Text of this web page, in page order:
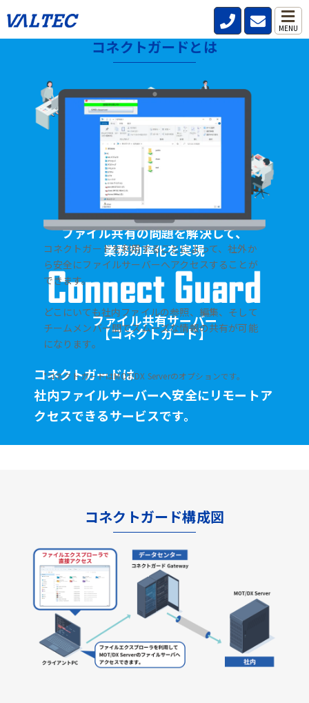
MENU
製品・サービス>ファイル共有サーバー【コネクトガード】
ファイル共有の問題を解決して、
業務効率化を実現
ファイル共有サーバー
【コネクトガード】
コネクトガードは
社内ファイルサーバーへ安全にリモートア
クセスできるサービスです。
コネクトガードとは
コネクトガードを利用することによって、社外か
ら安全にファイルサーバーへアクセスすることが
できます。
どこにいても社内ファイルの参照、編集、そして
チームメンバー間でスムーズな情報の共有が可能
になります。
*コネクトガードはMOT/DX Serverのオプションです。
コネクトガード構成図